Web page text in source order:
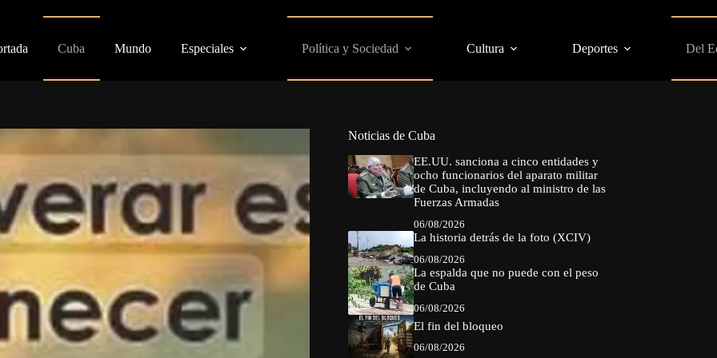
Cuba Mundo Especiales Política y Sociedad Cultura Deportes Del
Noticias de Cuba
EE.UU. sanciona a cinco entidades y
ocho funcionarios del aparato militar
de Cuba, incluyendo al ministro de las
Fuerzas Armadas
06/08/2026
La historia detrás de la foto (XCIV)
06/08/2026
La espalda que no puede con el peso
de Cuba
06/08/2026
El fin del bloqueo
06/08/2026